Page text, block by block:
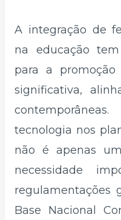
A integração de
na educação
para a
significativa,
tecnologia nos
não é apenas
necessidade
regulamentações
Base Nacional